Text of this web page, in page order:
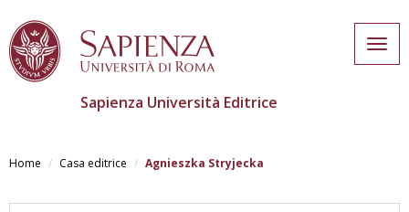
main
Sapienza Università Editrice
Home Casa editrice Agnieszka Stryjecka